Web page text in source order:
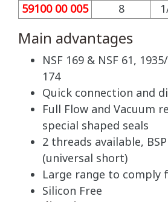
59100 00 005
8
Main advantages
NSF 169 & NSF 61,
174
Quick connection and
Full Flow and Vacuum
special shaped seals
2 threads available,
(universal short)
Large range to comply
Silicon Free